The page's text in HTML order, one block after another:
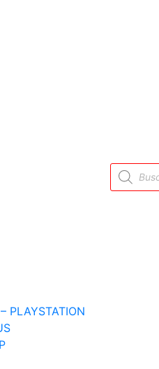
Búsqueda
de
productos
PLAYSTATION